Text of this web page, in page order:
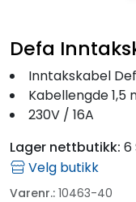
Defa
Inntakskabel
Kabellengde 1,5
230V / 16A
Lager nettbutikk: 6
Velg butikk
Varenr.: 10463-40
Båtpleie/
Outlet